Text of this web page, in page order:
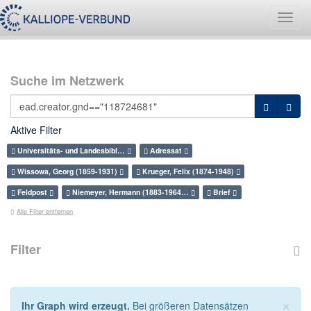
Suche im Netzwerk
Aktive Filter
Universitäts- und Landesbibl…
Adressat
Wissowa, Georg (1859-1931)
Krueger, Felix (1874-1948)
Feldpost
Niemeyer, Hermann (1883-1964… Brief
Alle Filter entfernen
Filter
×
Ihr Graph wird erzeugt. Bei größeren Datensätzen